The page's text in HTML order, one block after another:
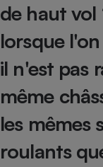
de haut vol
lorsque
il n'est pas
même
les mêmes
roulants